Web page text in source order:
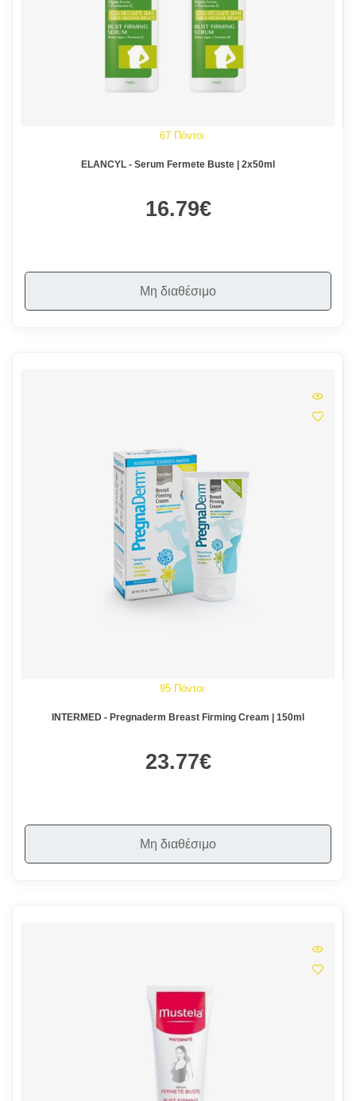
67 Πόντοι
ELANCYL - Serum Fermete Buste | 2x50ml
16.79€
Μη διαθέσιμο
95 Πόντοι
INTERMED - Pregnaderm Breast Firming Cream | 150ml
23.77€
Μη διαθέσιμο